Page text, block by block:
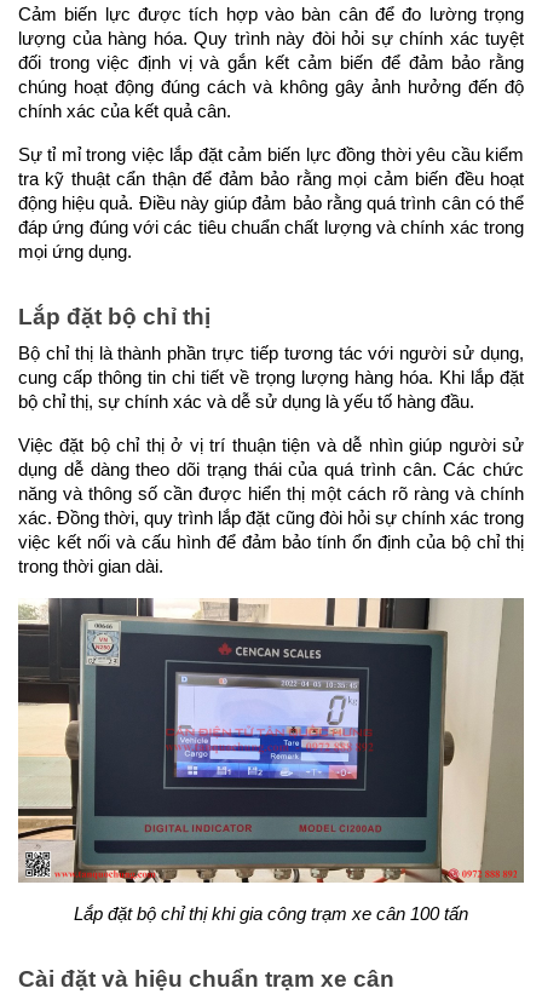
Cảm biến lực được tích hợp vào bàn cân để đo lường trọng
lượng của hàng hóa. Quy trình này đòi hỏi sự chính xác tuyệt
đối trong việc định vị và gắn kết cảm biến để đảm bảo rằng
chúng hoạt động đúng cách và không gây ảnh hưởng đến độ
chính xác của kết quả cân.
Sự tỉ mỉ trong việc lắp đặt cảm biến lực đồng thời yêu cầu kiểm
tra kỹ thuật cẩn thận để đảm bảo rằng mọi cảm biến đều hoạt
động hiệu quả. Điều này giúp đảm bảo rằng quá trình cân có thể
đáp ứng đúng với các tiêu chuẩn chất lượng và chính xác trong
mọi ứng dụng.
Lắp đặt bộ chỉ thị
Bộ chỉ thị là thành phần trực tiếp tương tác với người sử dụng,
cung cấp thông tin chi tiết về trọng lượng hàng hóa. Khi lắp đặt
bộ chỉ thị, sự chính xác và dễ sử dụng là yếu tố hàng đầu.
Việc đặt bộ chỉ thị ở vị trí thuận tiện và dễ nhìn giúp người sử
dụng dễ dàng theo dõi trạng thái của quá trình cân. Các chức
năng và thông số cần được hiển thị một cách rõ ràng và chính
xác. Đồng thời, quy trình lắp đặt cũng đòi hỏi sự chính xác trong
việc kết nối và cấu hình để đảm bảo tính ổn định của bộ chỉ thị
trong thời gian dài.
Lắp đặt bộ chỉ thị khi gia công trạm xe cân 100 tấn
Cài đặt và hiệu chuẩn trạm xe cân